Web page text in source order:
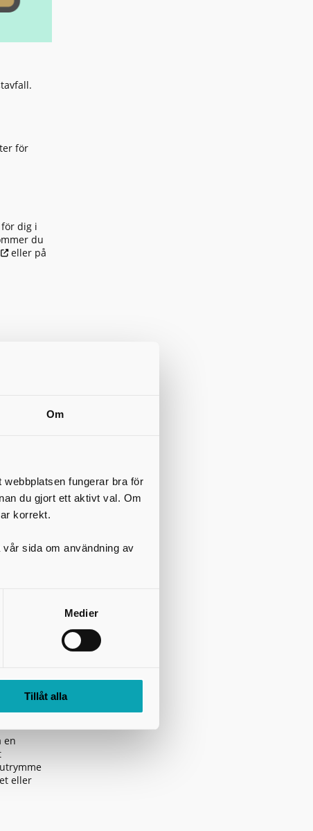
Om
fungerar bra för
du gjort ett aktivt val. Om
korrekt.
sida om användning av
Medier
Tillåt alla
för
dig i
du
eller på
som
och
kärl
en
eller